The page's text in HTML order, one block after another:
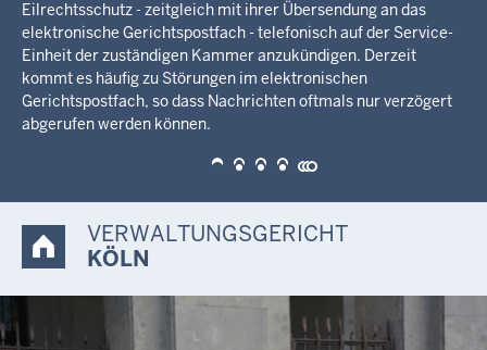
24. Juli 2026
VERWALTUNGSGERICHT
KÖLN